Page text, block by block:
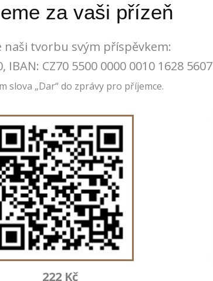
za vaši přízeň
naši tvorbu svým příspěvkem:
IBAN: CZ70 5500 0000 0010 1628 5607
slova „Dar“ do zprávy pro příjemce.
222 Kč